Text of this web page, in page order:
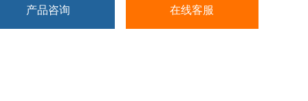
产品咨询 在线客服